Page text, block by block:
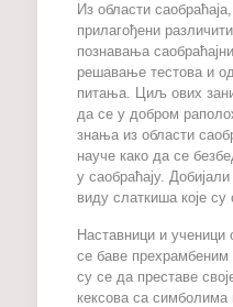
Из области
прилагођени
познавања
решавање тестова и
питања. Циљ ових
да се у добром
знања из области
науче како да се
у саобраћају.
виду слаткиша које
Наставници и ученици
се баве прехрамбеним
су се да преставе
кексова са